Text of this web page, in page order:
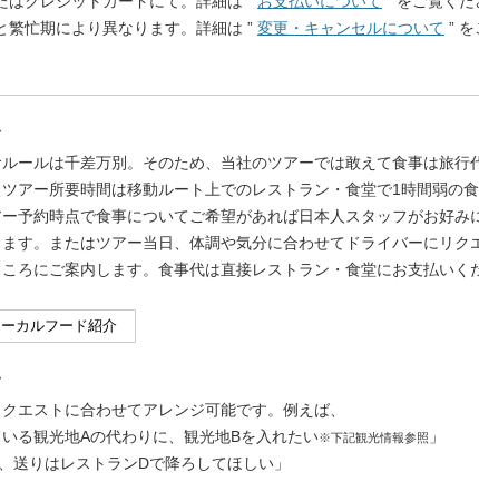
繁忙期により異なります。詳細は ” 変更・キャンセルについて ” を
ールは千差万別。そのため、当社のツアーでは敢えて食事は旅行
アー所要時間は移動ルート上でのレストラン・食堂で1時間弱の
予約時点で食事についてご希望があれば日本人スタッフがお好み
す。またはツアー当日、体調や気分に合わせてドライバーにリク
ろにご案内します。食事代は直接レストラン・食堂にお支払いく
カルフード紹介
エストに合わせてアレンジ可能です。例えば、
いる観光地Aの代わりに、観光地Bを入れたい※下記観光情報参照 」
送りはレストランDで降ろしてほしい」